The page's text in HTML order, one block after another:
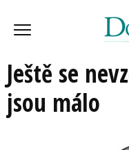
Ještě se
jsou málo